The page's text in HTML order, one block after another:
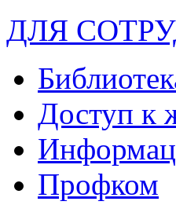
ДЛЯ
Доступ к
Профком